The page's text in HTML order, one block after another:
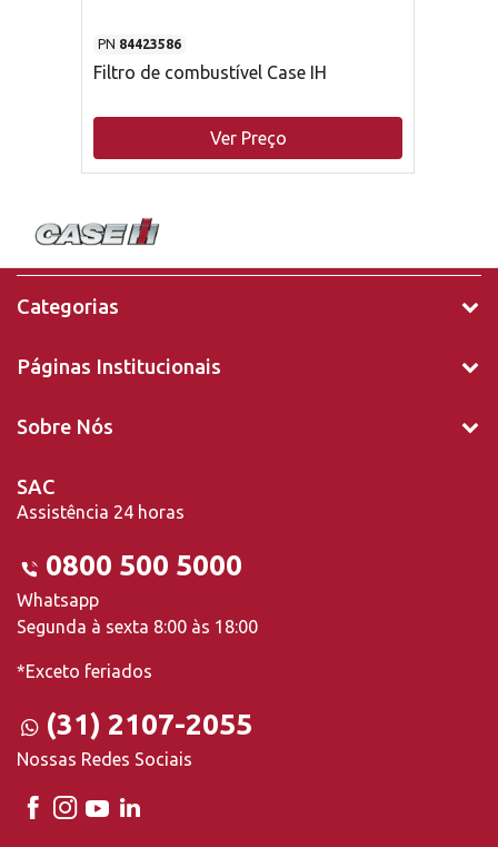
PN 84423586
Filtro de combustível Case IH
Ver Preço
Categorias
Páginas Institucionais
Sobre Nós
SAC
Assistência 24 horas
0800 500 5000
Whatsapp
Segunda à sexta 8:00 às 18:00
*Exceto feriados
(31) 2107-2055
Nossas Redes Sociais